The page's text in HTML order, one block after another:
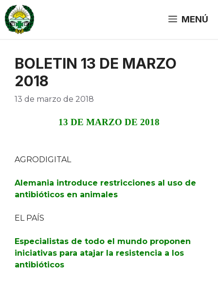
Saltar
al
contenido
MENÚ
BOLETIN 13 DE MARZO
2018
13 de marzo de 2018
13 DE MARZO DE 2018
AGRODIGITAL
Alemania introduce restricciones al uso de
antibióticos en animales
EL PAÍS
Especialistas de todo el mundo proponen
iniciativas para atajar la resistencia a los
antibióticos